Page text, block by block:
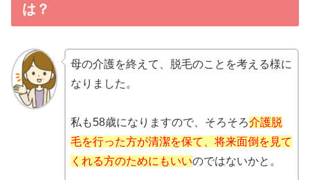
は？
母の介護を終えて、脱毛のことを考える様に
なりました。
私も58歳になりますので、そろそろ介護脱
毛を行った方が清潔を保て、将来面倒を見て
くれる方のためにもいいのではないかと。